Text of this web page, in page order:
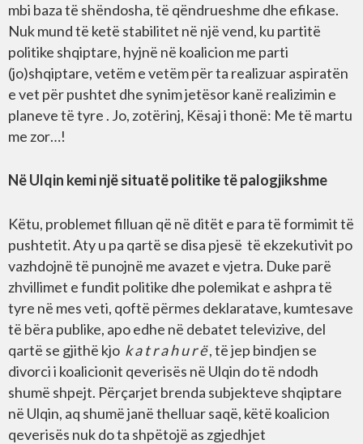
mbi baza të shëndosha, të qëndrueshme dhe efikase.
Nuk mund të ketë stabilitet në një vend, ku partitë
politike shqiptare, hyjnë në koalicion me parti
(jo)shqiptare, vetëm e vetëm për ta realizuar aspiratën
e vet për pushtet dhe synim jetësor kanë realizimin e
planeve të tyre . Jo, zotërinj, Kësaj i thonë: Me të martu
me zor…!
Në Ulqin kemi një situatë politike të palogjikshme
Këtu, problemet filluan që në ditët e para të formimit të
pushtetit. Aty u pa qartë se disa pjesë të ekzekutivit po
vazhdojnë të punojnë me avazet e vjetra. Duke parë
zhvillimet e fundit politike dhe polemikat e ashpra të
tyre në mes veti, qoftë përmes deklaratave, kumtesave
të bëra publike, apo edhe në debatet televizive, del
qartë se gjithë kjo k a t r a h u r ë, të jep bindjen se
divorci i koalicionit qeverisës në Ulqin do të ndodh
shumë shpejt. Përçarjet brenda subjekteve shqiptare
në Ulqin, aq shumë janë thelluar saqë, këtë koalicion
qeverisës nuk do ta shpëtojë as zgjedhjet